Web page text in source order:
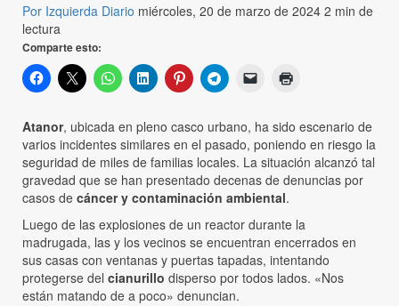
Por Izquierda Diario miércoles, 20 de marzo de 2024 2 min de
lectura
Comparte esto:
Atanor, ubicada en pleno casco urbano, ha sido escenario de
varios incidentes similares en el pasado, poniendo en riesgo la
seguridad de miles de familias locales. La situación alcanzó tal
gravedad que se han presentado decenas de denuncias por
casos de cáncer y contaminación ambiental.
Luego de las explosiones de un reactor durante la
madrugada, las y los vecinos se encuentran encerrados en
sus casas con ventanas y puertas tapadas, intentando
protegerse del cianurillo disperso por todos lados. «Nos
están matando de a poco» denuncian.